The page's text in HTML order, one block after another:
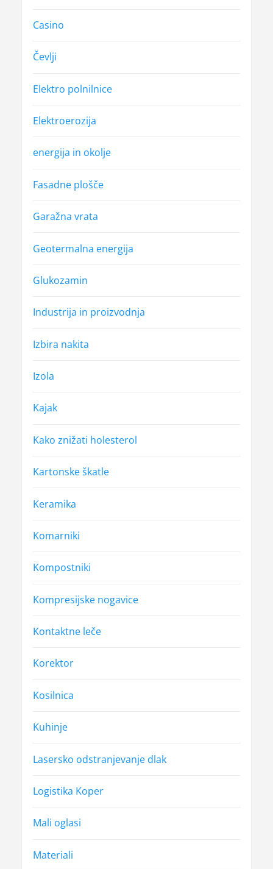
Casino
Čevlji
Elektro polnilnice
Elektroerozija
energija in okolje
Fasadne plošče
Garažna vrata
Geotermalna energija
Glukozamin
Industrija in proizvodnja
Izbira nakita
Izola
Kajak
Kako znižati holesterol
Kartonske škatle
Keramika
Komarniki
Kompostniki
Kompresijske nogavice
Kontaktne leče
Korektor
Kosilnica
Kuhinje
Lasersko odstranjevanje dlak
Logistika Koper
Mali oglasi
Materiali